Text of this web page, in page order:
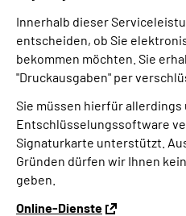
Innerhalb dieser
entscheiden, ob Sie
bekommen möchten. Sie
"Druckausgaben" per
Sie müssen hierfür allerdings
Entschlüsselungssoftware
Signaturkarte unterstützt.
Gründen dürfen wir Ihnen
geben.
Online-Dienste